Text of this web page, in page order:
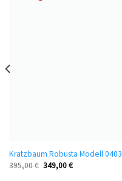
Kratzbaum Robusta Modell 0403
395,00€ 349,00€